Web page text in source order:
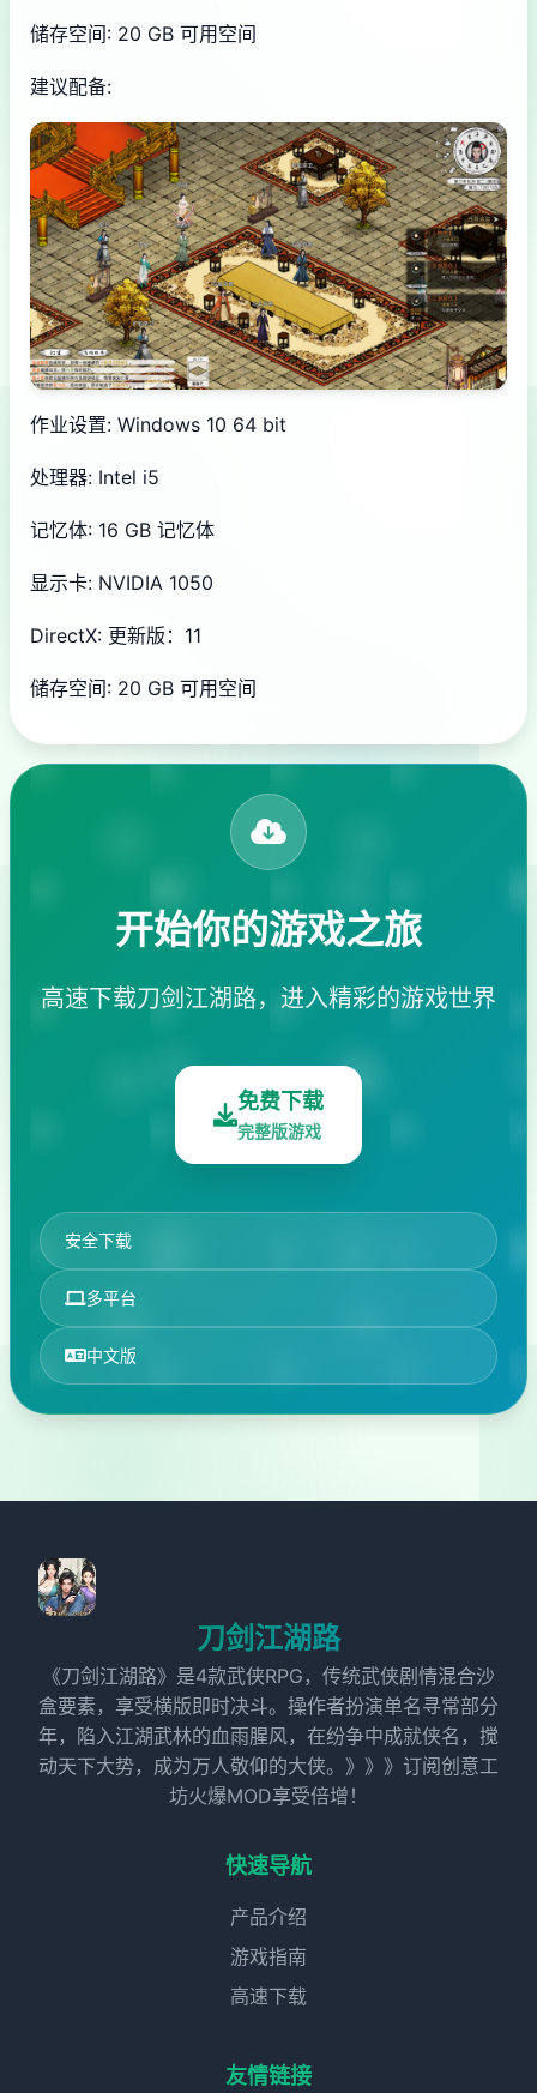
储存空间: 20 GB 可用空间
建议配备:
作业设置: Windows 10 64 bit
处理器: Intel i5
记忆体: 16 GB 记忆体
显示卡: NVIDIA 1050
DirectX: 更新版：11
储存空间: 20 GB 可用空间
开始你的游戏之旅
高速下载刀剑江湖路，进入精彩的游戏世界
免费下载
完整版游戏
安全下载
多平台
中文版
刀剑江湖路
《刀剑江湖路》是4款武侠RPG，传统武侠剧情混合沙
盒要素，享受横版即时决斗。操作者扮演单名寻常部分
年，陷入江湖武林的血雨腥风，在纷争中成就侠名，搅
动天下大势，成为万人敬仰的大侠。》》》订阅创意工
坊火爆MOD享受倍增！
快速导航
产品介绍
游戏指南
高速下载
友情链接